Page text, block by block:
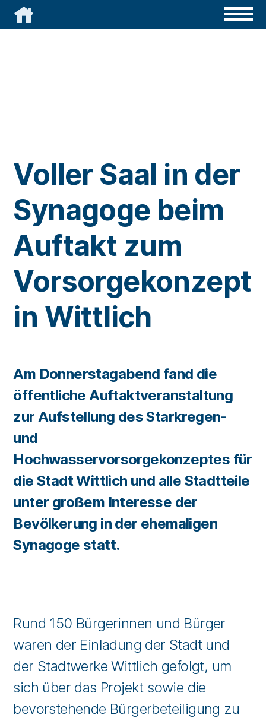

Voller Saal in der
Synagoge beim
Auftakt zum
Vorsorgekonzept
in Wittlich
Am Donnerstagabend fand die
öffentliche Auftaktveranstaltung
zur Aufstellung des Starkregen-
und
Hochwasservorsorgekonzeptes für
die Stadt Wittlich und alle Stadtteile
unter großem Interesse der
Bevölkerung in der ehemaligen
Synagoge statt.
Rund 150 Bürgerinnen und Bürger
waren der Einladung der Stadt und
der Stadtwerke Wittlich gefolgt, um
sich über das Projekt sowie die
bevorstehende Bürgerbeteiligung zu